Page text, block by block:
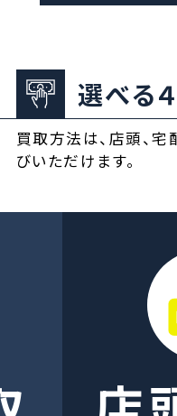
選べる
買取方法は、店頭、宅
びいただけます。